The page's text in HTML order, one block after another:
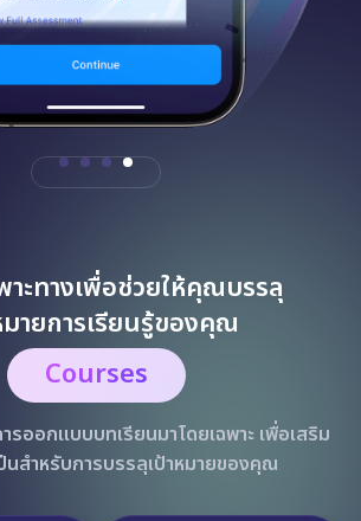
าะทางเพื่อช่วยให้คุณบรรลุ
มายการเรียนรู้ของคุณ
Courses
รออกแบบบทเรียนมาโดยเฉพาะ เพื่อเสริม
นสำหรับการบรรลุเป้าหมายของคุณ